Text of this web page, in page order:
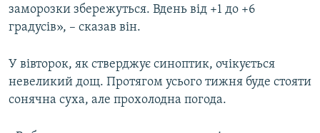
заморозки збережуться. Вдень від +1 до +6
градусів», – сказав він.
У вівторок, як стверджує синоптик, очікується
невеликий дощ. Протягом усього тижня буде стояти
сонячна суха, але прохолодна погода.